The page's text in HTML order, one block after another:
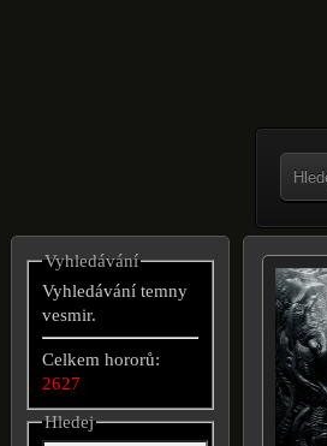
Vyhledávání
Vyhledávání temny
vesmir.
Celkem hororů:
2627
Hledej